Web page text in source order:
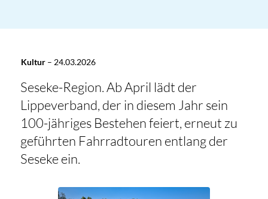
Kultur– 24.03.2026
Seseke-Region. Ab April lädt der
Lippeverband, der in diesem Jahr sein
100-jähriges Bestehen feiert, erneut zu
geführten Fahrradtouren entlang der
Seseke ein.